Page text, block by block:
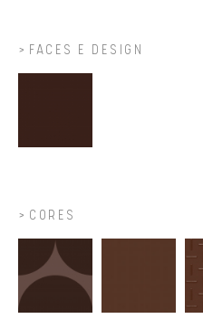
FACES E DESIGN
CORES